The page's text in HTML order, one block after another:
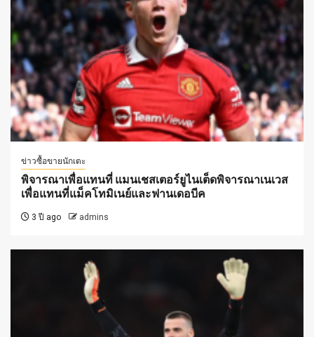
ข่าวซื้อขายนักเตะ
พิจารณาเพื่อแทนที่ แมนเชสเตอร์ยูไนเต็ดพิจารณาเนเวส
เพื่อแทนที่แม็คโทมิเนย์และฟานเดอบีค
3 ปี ago admins